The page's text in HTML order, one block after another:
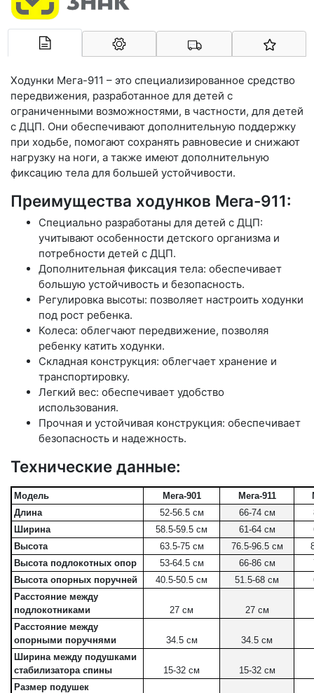
Арконт-Мед
Ходунки Мега-911 – это специализированное средство
передвижения, разработанное для детей с
ограниченными возможностями, в частности, для детей
с ДЦП. Они обеспечивают дополнительную поддержку
при ходьбе, помогают сохранять равновесие и снижают
нагрузку на ноги, а также имеют дополнительную
фиксацию тела для большей устойчивости.
Преимущества ходунков Мега-911:
Специально разработаны для детей с ДЦП:
учитывают особенности детского организма и
потребности детей с ДЦП.
Дополнительная фиксация тела: обеспечивает
большую устойчивость и безопасность.
Регулировка высоты: позволяет настроить ходунки
под рост ребенка.
Колеса: облегчают передвижение, позволяя
ребенку катить ходунки.
Складная конструкция: облегчает хранение и
транспортировку.
Легкий вес: обеспечивает удобство
использования.
Прочная и устойчивая конструкция: обеспечивает
безопасность и надежность.
Технические данные:
Модель Мега-901 Мега-911
Длина
52-56.5 см 66-74 см
Ширина
58.5-59.5 см 61-64 см
Высота
63.5-75 см 76.5-96.5 см
Высота подлокотных опор
53-64.5 см 66-86 см
Высота опорных поручней
40.5-50.5 см 51.5-68 см
Расстояние между
подлокотниками
27 см
27 см
Расстояние между
опорными поручнями
34.5 см
34.5 см
Ширина между подушками
стабилизатора спины
15-32 см 15-32 см
Размер подушек